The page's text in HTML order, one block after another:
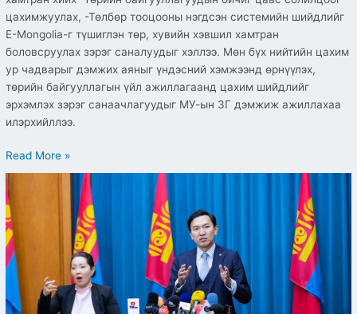
цахимжуулах, -Төлбөр тооцооны нэгдсэн системийн шийдлийг
E-Mongolia-г түшиглэн төр, хувийн хэвшил хамтран
боловсруулах зэрэг саналуудыг хэллээ. Мөн бүх нийтийн цахим
ур чадварыг дэмжих аяныг үндэсний хэмжээнд өрнүүлэх,
төрийн байгууллагын үйл ажиллагаанд цахим шийдлийг
эрхэмлэх зэрэг санаачлагуудыг МУ-ын ЗГ дэмжиж ажиллахаа
илэрхийллээ.
Read More »
МУ-
ын
Засгийн
газрын
хуралдаанаар
“Их
өгөгдлийн
(Big